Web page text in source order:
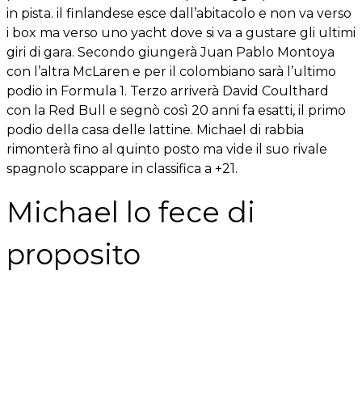
in pista. il finlandese esce dall’abitacolo e non va verso
i box ma verso uno yacht dove si va a gustare gli ultimi
giri di gara. Secondo giungerà Juan Pablo Montoya
con l’altra McLaren e per il colombiano sarà l’ultimo
podio in Formula 1. Terzo arriverà David Coulthard
con la Red Bull e segnò così 20 anni fa esatti, il primo
podio della casa delle lattine. Michael di rabbia
rimonterà fino al quinto posto ma vide il suo rivale
spagnolo scappare in classifica a +21.
Michael lo fece di
proposito